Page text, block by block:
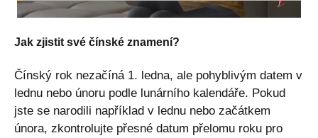
Jak zjistit své čínské znamení?
Čínský rok nezačíná 1. ledna, ale pohyblivým datem v
lednu nebo únoru podle lunárního kalendáře. Pokud
jste se narodili například v lednu nebo začátkem
února, zkontrolujte přesné datum přelomu roku pro